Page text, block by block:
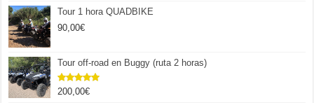
Tour 1 hora QUADBIKE
90,00€
Tour off-road en Buggy (ruta 2 horas)
Valorado
200,00€